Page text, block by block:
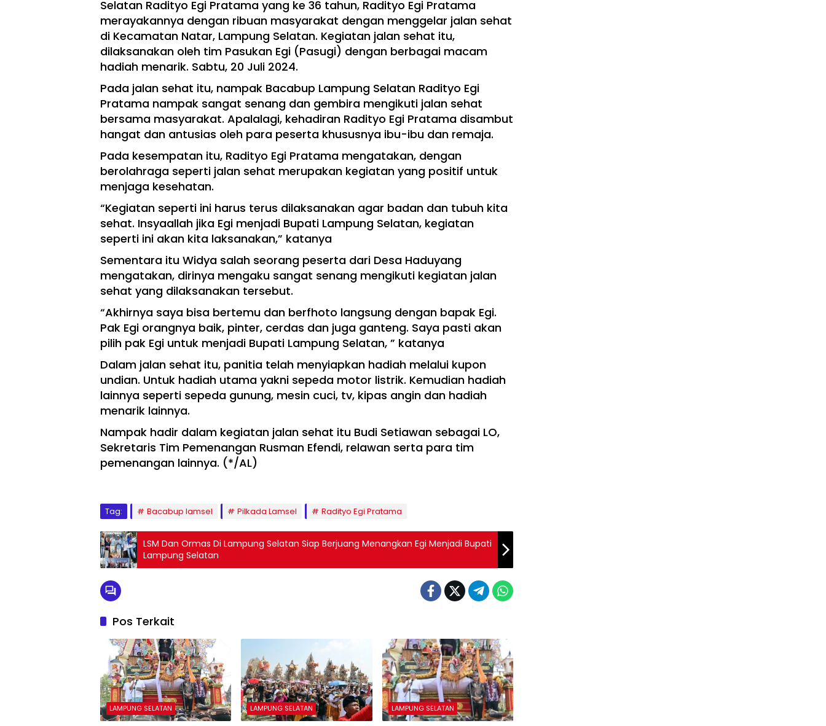
Selatan Radityo Egi Pratama yang ke 36 tahun, Radityo Egi Pratama
merayakannya dengan ribuan masyarakat dengan menggelar jalan sehat
di Kecamatan Natar, Lampung Selatan. Kegiatan jalan sehat itu,
dilaksanakan oleh tim Pasukan Egi (Pasugi) dengan berbagai macam
hadiah menarik. Sabtu, 20 Juli 2024.
Pada jalan sehat itu, nampak Bacabup Lampung Selatan Radityo Egi
Pratama nampak sangat senang dan gembira mengikuti jalan sehat
bersama masyarakat. Apalalagi, kehadiran Radityo Egi Pratama disambut
hangat dan antusias oleh para peserta khususnya ibu-ibu dan remaja.
Pada kesempatan itu, Radityo Egi Pratama mengatakan, dengan
berolahraga seperti jalan sehat merupakan kegiatan yang positif untuk
menjaga kesehatan.
“Kegiatan seperti ini harus terus dilaksanakan agar badan dan tubuh kita
sehat. Insyaallah jika Egi menjadi Bupati Lampung Selatan, kegiatan
seperti ini akan kita laksanakan,” katanya
Sementara itu Widya salah seorang peserta dari Desa Haduyang
mengatakan, dirinya mengaku sangat senang mengikuti kegiatan jalan
sehat yang dilaksanakan tersebut.
“Akhirnya saya bisa bertemu dan berfhoto langsung dengan bapak Egi.
Pak Egi orangnya baik, pinter, cerdas dan juga ganteng. Saya pasti akan
pilih pak Egi untuk menjadi Bupati Lampung Selatan, ” katanya
Dalam jalan sehat itu, panitia telah menyiapkan hadiah melalui kupon
undian. Untuk hadiah utama yakni sepeda motor listrik. Kemudian hadiah
lainnya seperti sepeda gunung, mesin cuci, tv, kipas angin dan hadiah
menarik lainnya.
Nampak hadir dalam kegiatan jalan sehat itu Budi Setiawan sebagai LO,
Sekretaris Tim Pemenangan Rusman Efendi, relawan serta para tim
pemenangan lainnya. (*/AL)
Tag: Bacabup lamsel Pilkada Lamsel Radityo Egi Pratama
LSM Dan Ormas Di Lampung Selatan Siap Berjuang Menangkan Egi Menjadi Bupati
Lampung Selatan
Pos Terkait
LAMPUNG SELATAN LAMPUNG SELATAN LAMPUNG SELATAN